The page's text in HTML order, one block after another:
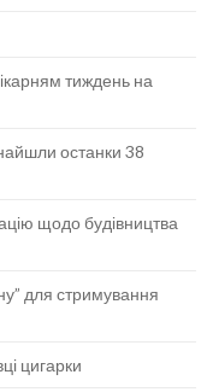
тиждень на
останки 38
щодо будівництва
для стримування
цигарки